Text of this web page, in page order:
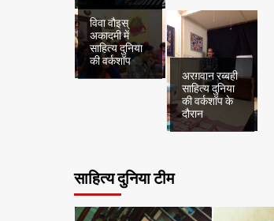
विवा वौइस्
अकादमी में
साहित्य दुनिया
की वर्कशॉप
अरग़वान रब्बही
साहित्य दुनिया
की वर्कशॉप के
दौरान
साहित्य दुनिया टीम